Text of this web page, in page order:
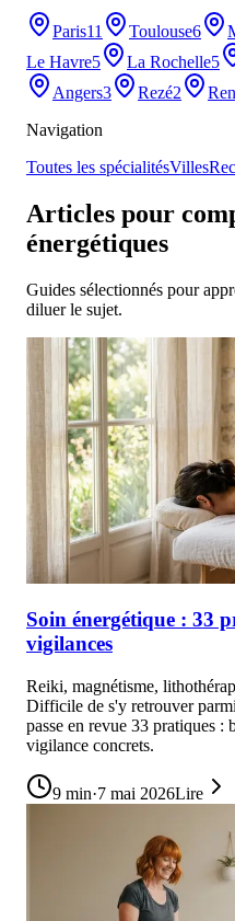
Paris11 Toulouse6
Le Havre5 La Rochelle5
Angers3 Rezé2
Navigation
Toutes les spécialitésVilles
Articles pour
énergétiques
Guides sélectionnés pour
diluer le sujet.
Soin énergétique : 33
vigilances
Reiki, magnétisme,
Difficile de s'y retrouver
passe en revue 33 pratiques :
vigilance concrets.
9 min·7 mai 2026Lire